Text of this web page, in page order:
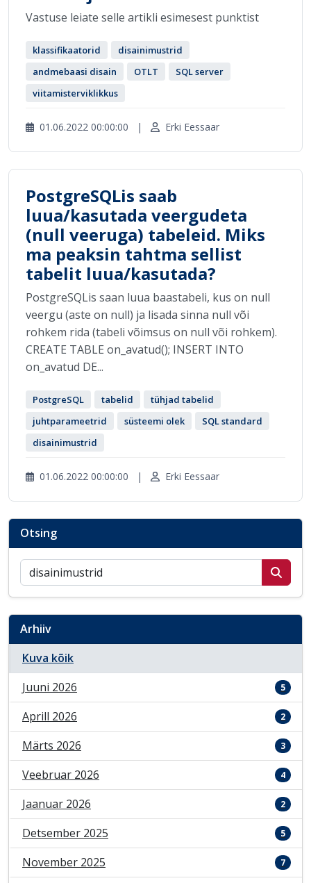
Vastuse leiate selle artikli esimesest punktist
klassifikaatorid
disainimustrid
andmebaasi disain
OTLT
SQL server
viitamisterviklikkus
01.06.2022 00:00:00 | Erki Eessaar
PostgreSQLis saab
luua/kasutada veergudeta
(null veeruga) tabeleid. Miks
ma peaksin tahtma sellist
tabelit luua/kasutada?
PostgreSQLis saan luua baastabeli, kus on null
veergu (aste on null) ja lisada sinna null või
rohkem rida (tabeli võimsus on null või rohkem).
CREATE TABLE on_avatud(); INSERT INTO
on_avatud DE...
PostgreSQL tabelid
tühjad tabelid
juhtparameetrid
süsteemi olek
SQL standard
disainimustrid
01.06.2022 00:00:00 | Erki Eessaar
Otsing
Otsi postitusi
Arhiiv
Kuva kõik
Juuni 2026
5
Aprill 2026 2
Märts 2026 3
Veebruar 2026 4
Jaanuar 2026 2
Detsember 2025 5
November 2025 7